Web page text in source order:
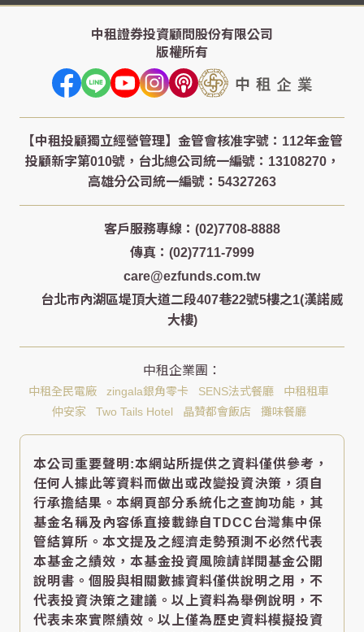
中租證券投資顧問股份有限公司
版權所有
客戶服務專線：(02)7708-8888
傳真：(02)7711-7999
care@ezfunds.com.tw
台北市內湖區堤頂大道二段407巷22號5樓之1(漢諾威
大樓)
中租全民電廠 zingala銀角零卡 SENS法式餐廳
中租租車
仲安家
Two Tails Hotel 晶贊都會飯店 攤味餐廳
本公司重要聲明:本網站所提供之資料僅供參考，
任何人據此等資料而做出或改變投資決策，須自
行承擔結果。本網頁部分系統化之查詢功能，其
基金名稱及內容係直接載錄自TDCC台灣集中保
管結算所。本文提及之經濟走勢預測不必然代表
本基金之績效，本基金投資風險請詳閱基金公開
說明書。個股與相關數據資料僅供說明之用，不
代表投資決策之建議。以上資料為舉例說明，不
代表未來實際績效。以上僅為歷史資料模擬投資